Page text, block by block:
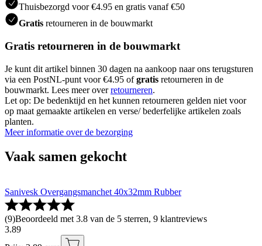
Thuisbezorgd voor €4.95 en gratis vanaf €50
Gratis retourneren in de bouwmarkt
Gratis retourneren in de bouwmarkt
Je kunt dit artikel binnen 30 dagen na aankoop naar ons terugsturen
via een PostNL-punt voor €4.95 ofgratis retourneren in de
bouwmarkt. Lees meer overretourneren.
Let op: De bedenktijd en het kunnen retourneren gelden niet voor
op maat gemaakte artikelen en verse/ bederfelijke artikelen zoals
planten.
Meer informatie over de bezorging
Vaak samen gekocht
Sanivesk Overgangsmanchet 40x32mm Rubber
(9)Beoordeeld met 3.8 van de 5 sterren, 9 klantreviews
3.89